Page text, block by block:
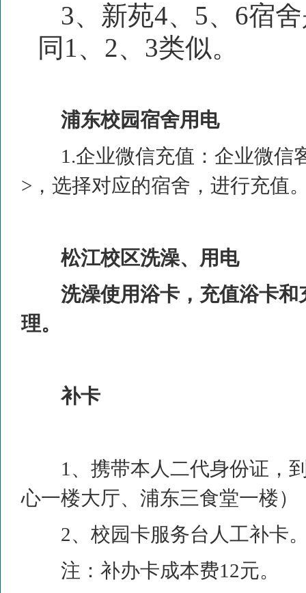
3、 新苑4、 5、 6宿
同 1、 2、 3类似。
浦东校园宿舍用电
1.企业微信充值：企业微信
> ，选择对应的宿舍，进行充值
松江校区洗澡、用电
洗澡使用浴卡，充值浴卡
理。
补卡
1 、携带本人二代身份证，
心一楼大厅、浦东三食堂一楼）
2、校园卡服务台人工补卡
注：补办卡成本费12元。